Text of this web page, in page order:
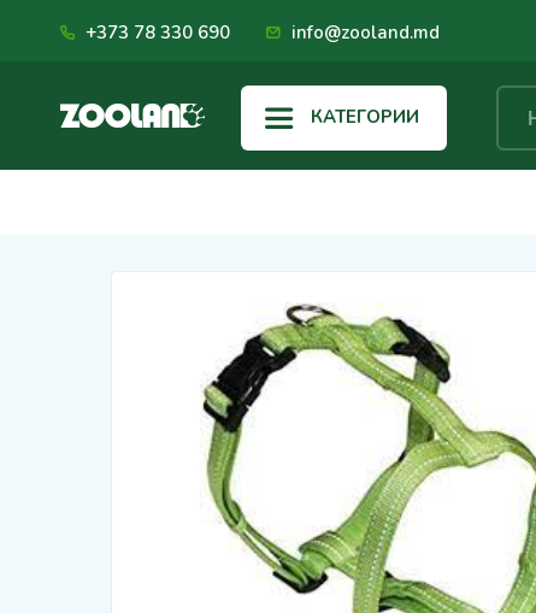
+373 78 330 690 info@zooland.md
КАТЕГОРИИ